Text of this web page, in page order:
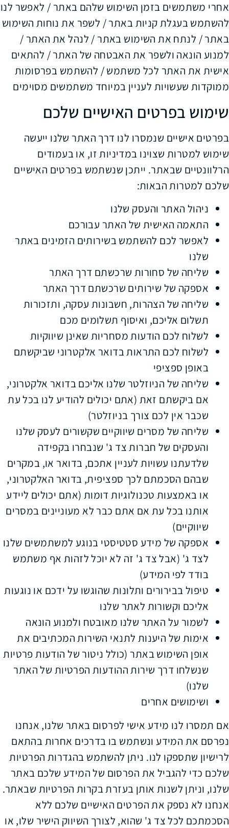
אחרי משתמשים בזמן השימוש שלהם באתר / לאפשר לנו
להשתמש בעגלת קניות באתר / לשפר את נוחות השימוש
באתר / לנתח את השימוש באתר / לנהל את האתר /
למנוע הונאה ולשפר את האבטחה של האתר / להתאים
אישית את האתר לכל משתמש / להשתמש בפרסומות
ממוקדות שעשויות לעניין במיוחד משתמשים מסוימים
שימוש בפרטים האישיים שלכם
בפרטים אישיים שנמסרו לנו דרך האתר שלנו ייעשה
שימוש למטרות שצוינו במדיניות זו, או בעמודים
הרלוונטיים שבאתר. ייתכן שנשתמש בפרטים האישיים
שלכם למטרות הבאות:
ניהול האתר והעסק שלנו
התאמה האישית של האתר עבורכם
לאפשר לכם להשתמש בשירותים הזמינים באתר
שלנו
שליחה של סחורות שרכשתם דרך האתר
אספקה של שירותים שרכשתם דרך האתר
שליחה של הצהרות, חשבונות עסקה, ותזכורות
תשלום אליכם, ואיסוף תשלומים מכם
לשלוח לכם הודעות מסחריות שאינן שיווקיות
לשלוח לכם התראות בדואר אלקטרוני שביקשתם
באופן ספציפי
שליחה של הניוזלטר שלנו אליכם בדואר אלקטרוני,
אם ביקשתם זאת (אתם יכולים להודיע לנו בכל עת
שכבר אין לכם צורך בניוזלטר)
שליחה של מסרים שיווקיים שקשורים לעסק שלנו
והעסקים של חברות צד ג' שנבחרו בקפידה
שלדעתנו עשויות לעניין אתכם, בדואר או, במקרים
שבהם הסכמתם לכך ספציפית, בדואר האלקטרוני,
או באמצעות טכנולוגיות דומות (אתם יכולים ליידע
אותנו בכל עת אם אתם כבר לא מעוניינים במסרים
שיווקיים)
אספקה של מידע סטטיסטי בנוגע למשתמשים שלנו
לצד ג' (אבל צד ג' זה לא יוכל לזהות אף משתמש
בודד לפי המידע)
טיפול בבירורים ותלונות שהוגשו על ידכם או נוגעות
אליכם וקשורות לאתר שלנו
לשמור על האתר שלנו מאובטח ולמנוע הונאה
אימות של היענות לתנאי השירות המכתיבים את
אופן השימוש באתר (כולל ניטור של הודעות פרטיות
שנשלחו דרך שירות ההודעות הפרטיות של האתר
שלנו)
ושימושים אחרים
אם תמסרו לנו מידע אישי לפרסום באתר שלנו, אנחנו
נפרסם את המידע ונשתמש בו בדרכים אחרות בהתאם
לרישיון שתספקו לנו. ניתן להשתמש בהגדרות הפרטיות
שלכם כדי להגביל את הפרסום של המידע שלכם באתר
שלנו, וניתן לשנות אותן בעזרת בקרות הפרטיות שבאתר.
אנחנו לא נספק את הפרטים האישיים שלכם ללא
הסכמתכם לכל צד ג' שהוא, לצורך השיווק הישיר שלו, או